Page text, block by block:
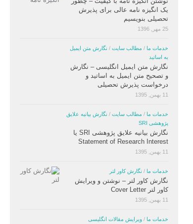
یک انگیزه نامه عالی برای پذیرش
تحصیلی بنویسیم
25 مهر, 1396
خدمات ما / مطالب سایت / نگارش متن ایمیل
به اساتید
نگارش متن ایمیل انگلیسی – نگارش
و تصحیح متن ایمیل به اساتید و
درخواست پذیرش تحصیلی
11 بهمن, 1395
خدمات ما / مطالب سایت / نگارش بیانیه علایق
پژوهشی SRI
نگارش بیانیه علایق پژوهشی SRI یا
Statement of Research Interest
11 بهمن, 1395
خدمات ما / نگارش کاور لتر
نگارش کاور لتر – نوشتن و ویرایش
کاور لتر Cover Letter
11 بهمن, 1395
خدمات ما / ویرایش مقالات انگلیسی